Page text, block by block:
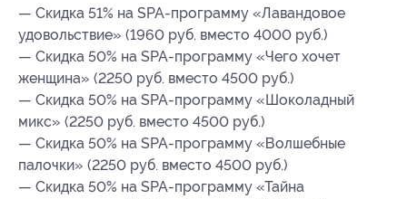
— Скидка 51% на SPA-программу «Лавандовое
удовольствие» (1960 руб. вместо 4000 руб.)
— Скидка 50% на SPA-программу «Чего хочет
женщина» (2250 руб. вместо 4500 руб.)
— Скидка 50% на SPA-программу «Шоколадный
микс» (2250 руб. вместо 4500 руб.)
— Скидка 50% на SPA-программу «Волшебные
палочки» (2250 руб. вместо 4500 руб.)
— Скидка 50% на SPA-программу «Тайна